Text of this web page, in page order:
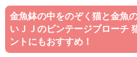
金魚鉢の中をのぞく猫と金魚
いＪＪのビンテージブローチ
ントにもおすすめ！